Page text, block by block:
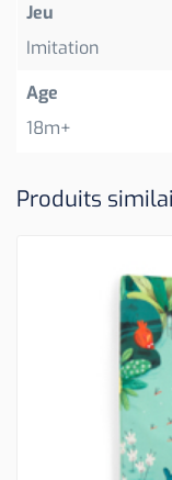
Jeu
Imitation
Age
18m+
Produits